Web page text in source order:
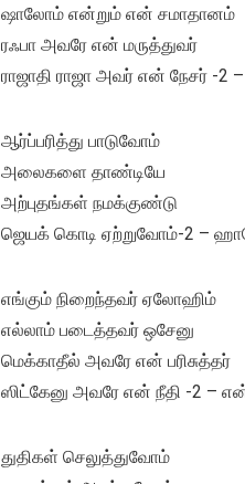
ஷாலோம் என்றும் என் சமாதானம்
ரஃபா அவரே என் மருத்துவர்
ராஜாதி ராஜா அவர் என் நேசர் -2
ஆர்ப்பரித்து பாடுவோம்
அலைகளை தாண்டியே
அற்புதங்கள் நமக்குண்டு
ஜெயக் கொடி ஏற்றுவோம்-2 –
எங்கும் நிறைந்தவர் ஏலோஹிம்
எல்லாம் படைத்தவர் ஒசேனு
மெக்காதீல் அவரே என் பரிசுத்தர்
ஸிட்கேனு அவரே என் நீதி -2 –
துதிகள் செலுத்துவோம்